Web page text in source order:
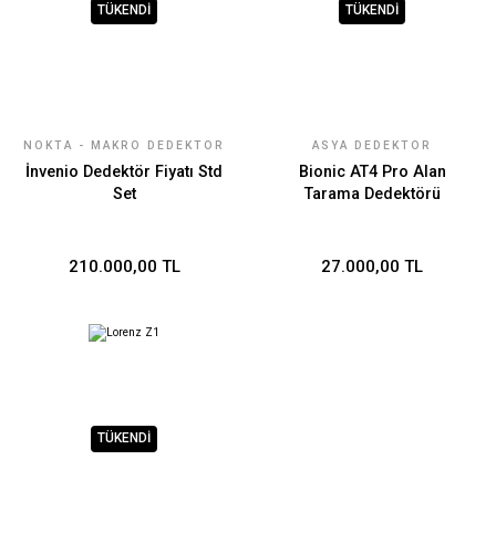
TÜKENDİ
NOKTA - MAKRO DEDEKTÖR
İnvenio Dedektör Fiyatı Std
Set
210.000,00 TL
TÜKENDİ
ASYA DEDEKTÖR
Bionic AT4 Pro Alan
Tarama Dedektörü
27.000,00 TL
TÜKENDİ